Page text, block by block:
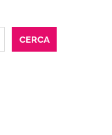
CERCA